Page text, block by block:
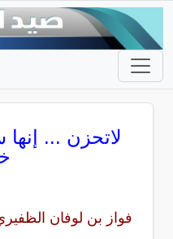
لاتحزن ... إنها
فواز بن لوفان